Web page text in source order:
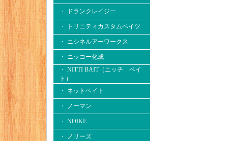
・ ドランクレイジー
・ トリニティカスタムベイツ
・ ニシネルアーワークス
・ ニッコー化成
・ NITTI BAIT（ニッチ ベイ
ト）
・ ネットベイト
・ ノーマン
・ NOIKE
・ ノリーズ